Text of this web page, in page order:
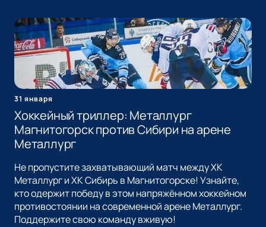
31 января
Хоккейный триллер: Металлург
Магнитогорск против Сибири на арене
Металлург
Не пропустите захватывающий матч между ХК
Металлург и ХК Сибирь в Магнитогорске! Узнайте,
кто одержит победу в этом напряжённом хоккейном
противостоянии на современной арене Металлург.
Поддержите свою команду вживую!